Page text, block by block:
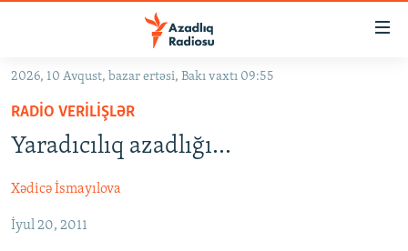
Əsas
qayıt
Əsas
qayıt
keç
GÜNDƏM
#İZAHLA
KORRUPSIOMETR
#ƏSLINDƏ
FƏRQƏ BAX
2026, 10 Avqust, bazar ertəsi, Bakı vaxtı 09:55
RADIO VERILIŞLƏR
Yaradıcılıq azadlığı…
Xədicə İsmayılova
İyul 20, 2011